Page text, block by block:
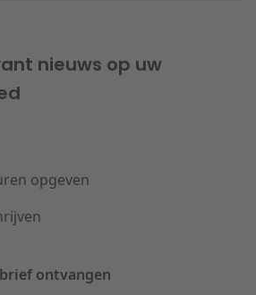
nieuws op uw
opgeven
ontvangen